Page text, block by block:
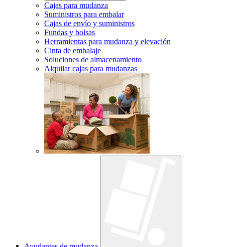
Cajas para mudanza
Suministros para embalar
Cajas de envío y suministros
Fundas y bolsas
Herramientas para mudanza y elevación
Cinta de embalaje
Soluciones de almacenamiento
Alquilar cajas para mudanzas